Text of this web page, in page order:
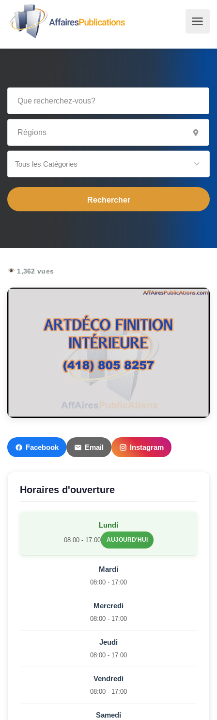
Tous les Catégories
1,362 vues
Facebook Email Instagram
Horaires d'ouverture
Lundi
08:00 - 17:00 AUJOURD'HUI
Mardi
08:00 - 17:00
Mercredi
08:00 - 17:00
Jeudi
08:00 - 17:00
Vendredi
08:00 - 17:00
Samedi